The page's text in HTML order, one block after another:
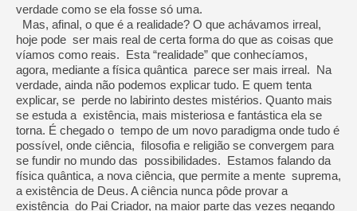
verdade como se ela fosse só uma.
Mas, afinal, o que é a realidade? O que achávamos irreal,
hoje pode ser mais real de certa forma do que as coisas que
víamos como reais. Esta “realidade” que conhecíamos,
agora, mediante a física quântica parece ser mais irreal. Na
verdade, ainda não podemos explicar tudo. E quem tenta
explicar, se perde no labirinto destes mistérios. Quanto mais
se estuda a existência, mais misteriosa e fantástica ela se
torna. É chegado o tempo de um novo paradigma onde tudo é
possível, onde ciência, filosofia e religião se convergem para
se fundir no mundo das possibilidades. Estamos falando da
física quântica, a nova ciência, que permite a mente suprema,
a existência de Deus. A ciência nunca pôde provar a
existência do Pai Criador, na maior parte das vezes negando